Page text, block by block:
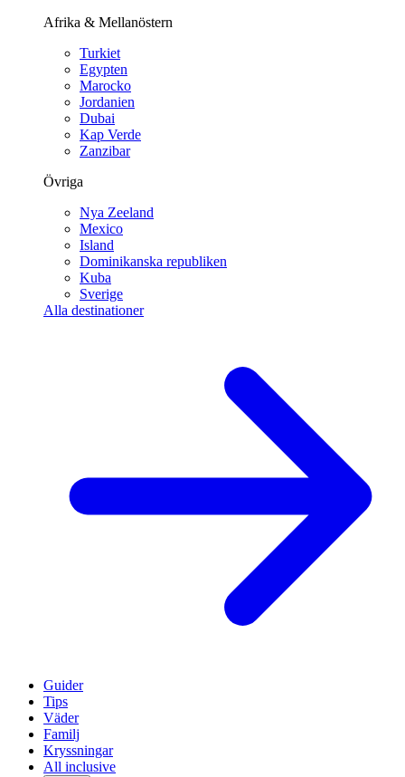
Afrika & Mellanöstern
Turkiet
Egypten
Marocko
Jordanien
Dubai
Kap Verde
Zanzibar
Övriga
Nya Zeeland
Mexico
Island
Dominikanska republiken
Kuba
Sverige
Alla destinationer
Guider
Tips
Väder
Familj
Kryssningar
All inclusive